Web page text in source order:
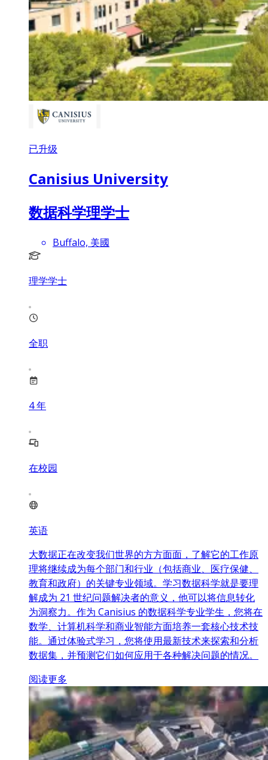
已升级
Canisius University
数据科学理学士
Buffalo, 美國
理学学士
全职
4年
在校园
英语
大数据正在改变我们世界的方方面面，了解它的工作原
理将继续成为每个部门和行业（包括商业、医疗保健、
教育和政府）的关键专业领域。学习数据科学就是要理
解成为 21 世纪问题解决者的意义，他可以将信息转化
为洞察力。作为 Canisius 的数据科学专业学生，您将在
数学、计算机科学和商业智能方面培养一套核心技术技
能。通过体验式学习，您将使用最新技术来探索和分析
数据集，并预测它们如何应用于各种解决问题的情况。
阅读更多